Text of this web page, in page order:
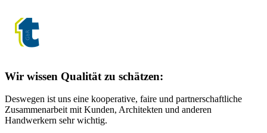
Wir wissen Qualität zu schätzen:
Deswegen ist uns eine kooperative, faire und partnerschaftliche
Zusammenarbeit mit Kunden, Architekten und anderen
Handwerkern sehr wichtig.